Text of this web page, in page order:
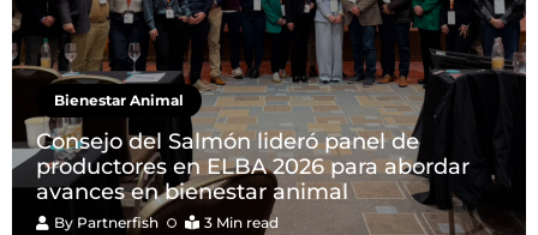
Bienestar Animal
Consejo del Salmón lideró panel de
productores en ELBA 2026 para abordar
avances en bienestar animal
By Partnerfish 3 Min read